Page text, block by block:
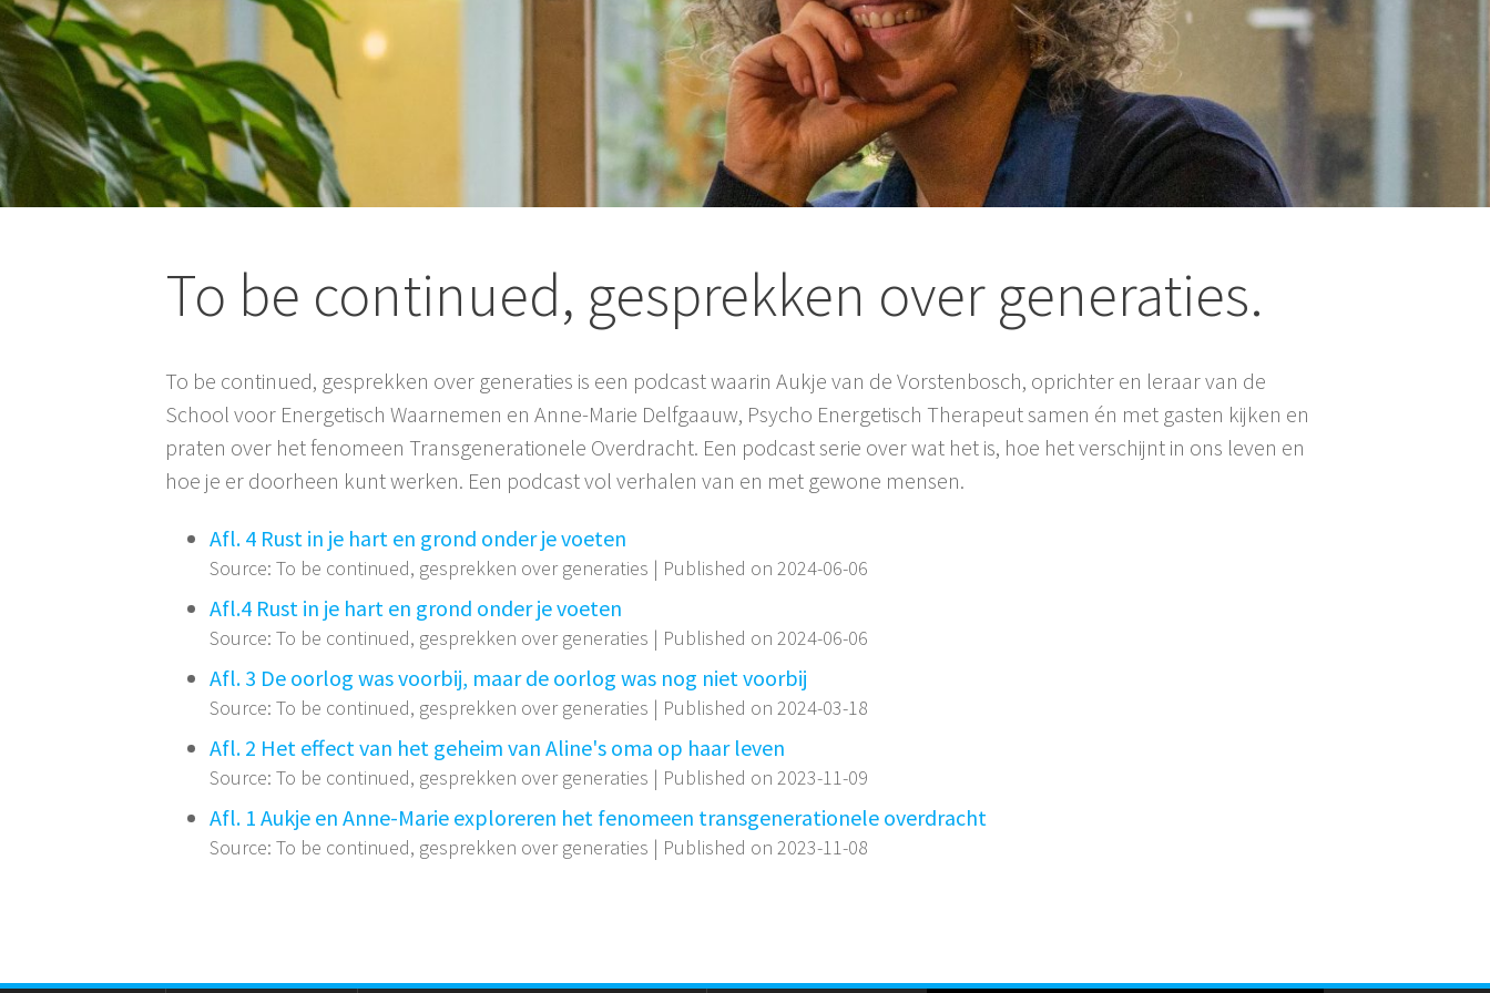
To be continued, gesprekken over generaties.
To be continued, gesprekken over generaties is een podcast waarin Aukje van de Vorstenbosch, oprichter en leraar van de
School voor Energetisch Waarnemen en Anne-Marie Delfgaauw, Psycho Energetisch Therapeut samen én met gasten kijken en
praten over het fenomeen Transgenerationele Overdracht. Een podcast serie over wat het is, hoe het verschijnt in ons leven en
hoe je er doorheen kunt werken. Een podcast vol verhalen van en met gewone mensen.
Afl. 4 Rust in je hart en grond onder je voeten
Source: To be continued, gesprekken over generaties Published on 2024-06-06
Afl.4 Rust in je hart en grond onder je voeten
Source: To be continued, gesprekken over generaties Published on 2024-06-06
Afl. 3 De oorlog was voorbij, maar de oorlog was nog niet voorbij
Source: To be continued, gesprekken over generaties Published on 2024-03-18
Afl. 2 Het effect van het geheim van Aline's oma op haar leven
Source: To be continued, gesprekken over generaties Published on 2023-11-09
Afl. 1 Aukje en Anne-Marie exploreren het fenomeen transgenerationele overdracht
Source: To be continued, gesprekken over generaties Published on 2023-11-08